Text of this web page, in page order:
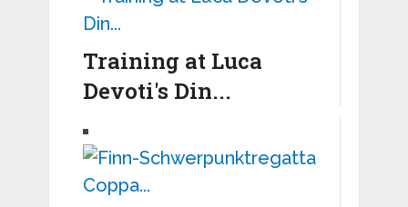
Training at Luca
Devoti's Din...